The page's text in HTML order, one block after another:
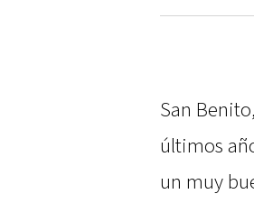
San
últimos
un muy